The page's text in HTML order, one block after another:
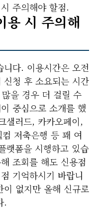
주의해야 할점.
용 시 주의해
다. 이용시간은 오전
신청 후 소요되는 시간
을 경우 더 걸릴 수
중심으로 소개를 했
샐러드, 카카오페이,
저축은행 등 꽤 여
랫폼을 시행하고 있습
조회를 해도 신용점
기억하시기 바랍니
없지만 올해 신규로
.